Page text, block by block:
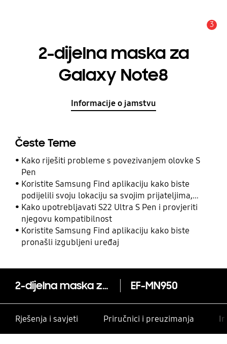
3
2-dijelna maska za
Galaxy Note8
Informacije o jamstvu
Česte Teme
Kako riješiti probleme s povezivanjem olovke S
Pen
Koristite Samsung Find aplikaciju kako biste
podijelili svoju lokaciju sa svojim prijateljima,
djetetom, obitelji i drugim kontaktima
Kako upotrebljavati S22 Ultra S Pen i provjeriti
njegovu kompatibilnost
Koristite Samsung Find aplikaciju kako biste
pronašli izgubljeni uređaj
2-dijelna maska za Galaxy Note8 EF-MN950
Rješenja i savjeti Priručnici i preuzimanja